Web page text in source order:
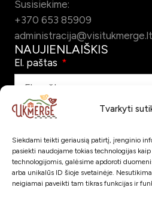
Tvarkyti
Siekdami teikti geriausią patirtį, įrenginio
pasiekti naudojame tokias technologijas
technologijomis, galėsime apdoroti
arba unikalūs ID šioje svetainėje.
neigiamai paveikti tam tikras funkcijas ir
Susisiekime:
+370 653 85909
administracija@visitukmerge.lt
NAUJIENLAIŠKIS
El. paštas
turizmo naujienlaiškį el. paštu.
SOC. TINKLAI